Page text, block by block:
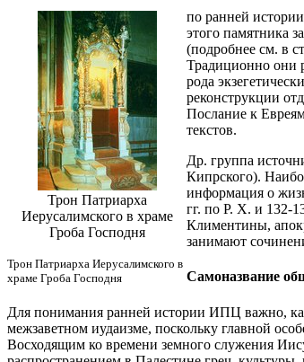
Трон Патриарха
Иерусалимского в храме
Гроба Господня
Трон Патриарха Иерусалимского в
храме Гроба Господня
по ранней
этого памятника
(подробнее см. в
Традиционно они
рода
реконструкции
Послание к
текстов.
Др. группа
Кипрского).
информация о
гг. по Р. Х. и 132-
Климентины,
занимают
Самоназвание
Для понимания ранней истории ИПЦ важно,
межзаветном иудаизме, поскольку главной
Восходящим ко времени земного служения